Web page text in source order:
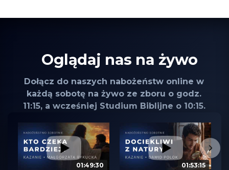
Oglądaj nas na żywo
Dołącz do naszych nabożeństw online w
każdą sobotę na żywo ze zboru o godz.
11:15, a wcześniej Studium Biblijne o 10:15.
01:49:30 01:53:15